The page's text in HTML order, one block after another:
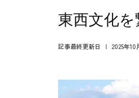
東西文化
記事最終更新日 2025年10